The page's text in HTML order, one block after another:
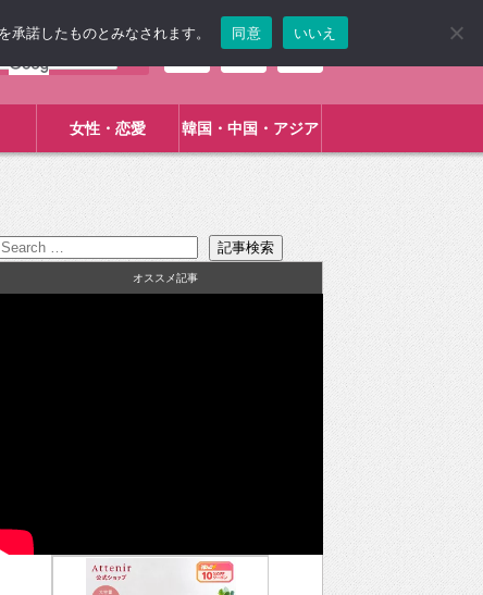
女性・恋愛 韓国・中国・アジア
オススメ記事
諾したものとみなされます。 同意 いいえ